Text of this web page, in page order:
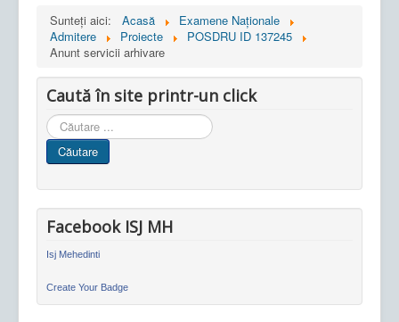
Sunteți aici: Acasă
Examene Naționale
Admitere
Proiecte
POSDRU ID 137245
Anunt servicii arhivare
Caută în site printr-un click
Cauta
in
site
Căutare
Facebook ISJ MH
Isj Mehedinti
Create Your Badge